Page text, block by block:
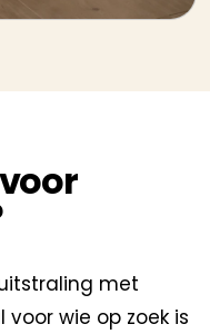
met
wie op zoek is